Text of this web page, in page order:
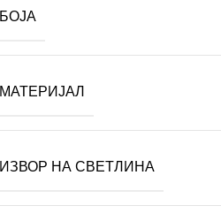
БОЈА
МАТЕРИЈАЛ
ИЗВОР НА СВЕТЛИНА